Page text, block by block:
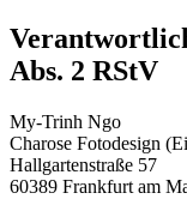
Abs. 2 RStV
My-Trinh Ngo
Charose Fotodesign
Hallgartenstraße 57
60389 Frankfurt am